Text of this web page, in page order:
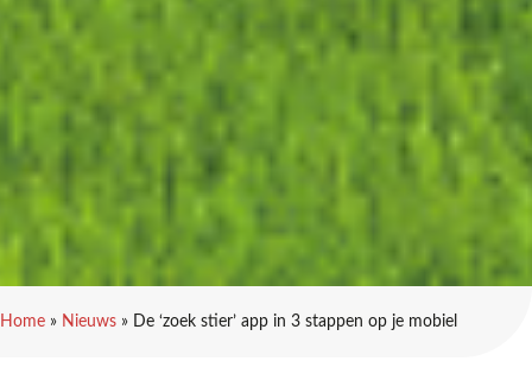
Home » Nieuws » De ‘zoek stier’ app in 3 stappen op je mobiel